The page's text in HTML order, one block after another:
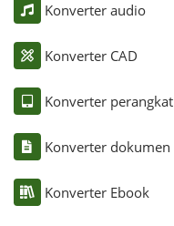
Konverter audio
Konverter CAD
Konverter perangkat
Konverter dokumen
Konverter Ebook